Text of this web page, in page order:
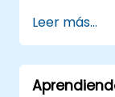
costos,
Leer más...